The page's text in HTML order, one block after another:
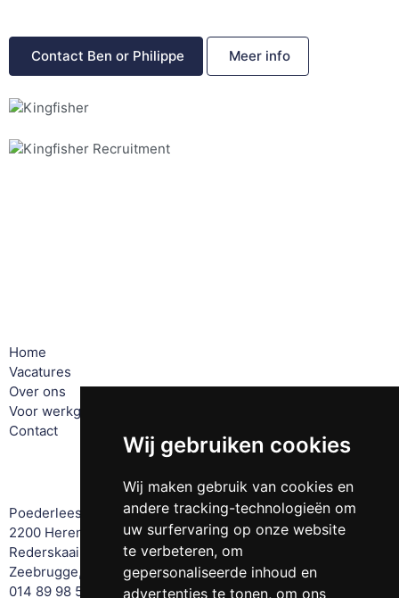
Wij gebruiken cookies
Wij maken gebruik van cookies en
andere tracking-technologieën om
uw surfervaring op onze website
te verbeteren, om
gepersonaliseerde inhoud en
advertenties te tonen, om ons
Contact Ben or Philippe Meer info
Home
Vacatures
Over ons
Voor werkgevers
Contact
Poederleeseweg 131
2200 Herentals, Belgium
Rederskaai 42
Zeebrugge, Belgium
014 89 98 51